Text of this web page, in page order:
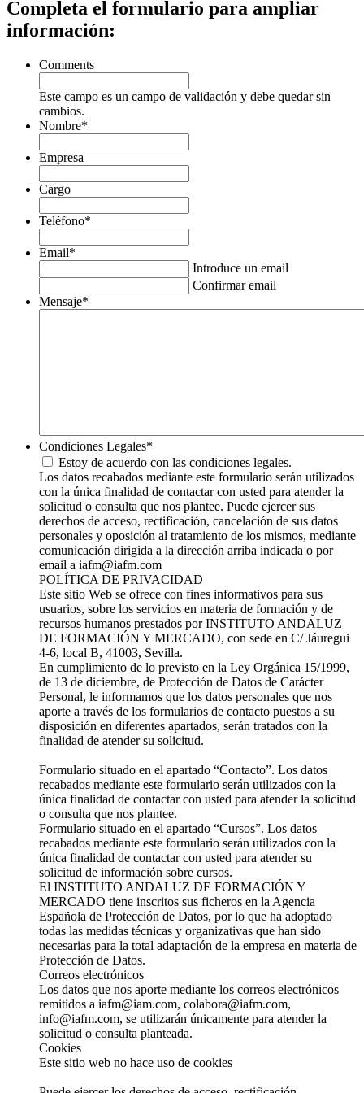
Completa el formulario para ampliar
información:
Comments
Este campo es un campo de validación y debe quedar sin
cambios.
Nombre*
Empresa
Cargo
Teléfono*
Email*
Introduce un email
Confirmar email
Mensaje*
Condiciones Legales*
Estoy de acuerdo con las condiciones legales.
Los datos recabados mediante este formulario serán utilizados
con la única finalidad de contactar con usted para atender la
solicitud o consulta que nos plantee. Puede ejercer sus
derechos de acceso, rectificación, cancelación de sus datos
personales y oposición al tratamiento de los mismos, mediante
comunicación dirigida a la dirección arriba indicada o por
email a iafm@iafm.com
POLÍTICA DE PRIVACIDAD
Este sitio Web se ofrece con fines informativos para sus
usuarios, sobre los servicios en materia de formación y de
recursos humanos prestados por INSTITUTO ANDALUZ
DE FORMACIÓN Y MERCADO, con sede en C/ Jáuregui
4-6, local B, 41003, Sevilla.
En cumplimiento de lo previsto en la Ley Orgánica 15/1999,
de 13 de diciembre, de Protección de Datos de Carácter
Personal, le informamos que los datos personales que nos
aporte a través de los formularios de contacto puestos a su
disposición en diferentes apartados, serán tratados con la
finalidad de atender su solicitud.
Formulario situado en el apartado “Contacto”. Los datos
recabados mediante este formulario serán utilizados con la
única finalidad de contactar con usted para atender la solicitud
o consulta que nos plantee.
Formulario situado en el apartado “Cursos”. Los datos
recabados mediante este formulario serán utilizados con la
única finalidad de contactar con usted para atender su
solicitud de información sobre cursos.
El INSTITUTO ANDALUZ DE FORMACIÓN Y
MERCADO tiene inscritos sus ficheros en la Agencia
Española de Protección de Datos, por lo que ha adoptado
todas las medidas técnicas y organizativas que han sido
necesarias para la total adaptación de la empresa en materia de
Protección de Datos.
Correos electrónicos
Los datos que nos aporte mediante los correos electrónicos
remitidos a iafm@iam.com, colabora@iafm.com,
info@iafm.com, se utilizarán únicamente para atender la
solicitud o consulta planteada.
Cookies
Este sitio web no hace uso de cookies